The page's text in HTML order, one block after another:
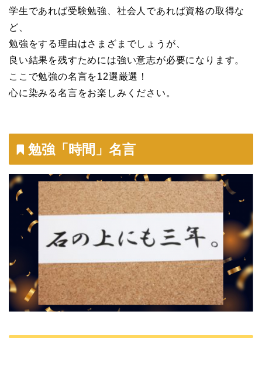
学生であれば受験勉強、社会人であれば資格の取得な
ど、
勉強をする理由はさまざまでしょうが、
良い結果を残すためには強い意志が必要になります。
ここで勉強の名言を12選厳選！
心に染みる名言をお楽しみください。
勉強「時間」名言